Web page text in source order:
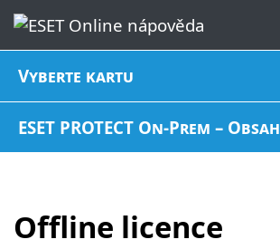
Vyberte kartu
ESET PROTECT On-Prem – Obsah
Offline licence